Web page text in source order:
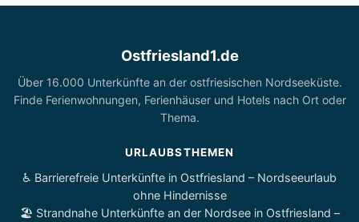
Ostfriesland1.de
Über 16.000 Unterkünfte an der ostfriesischen Nordseeküste.
Finde Ferienwohnungen, Ferienhäuser und Hotels nach Ort oder
Thema.
URLAUBSTHEMEN
♿ Barrierefreie Unterkünfte in Ostfriesland – Nordseeurlaub
ohne Hindernisse
🏖️ Strandnahe Unterkünfte an der Nordsee in Ostfriesland –